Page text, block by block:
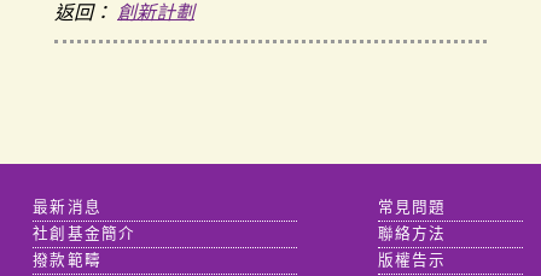
返回： 創新計劃
最新消息
社創基金簡介
撥款範疇
常見問題
聯絡方法
版權告示